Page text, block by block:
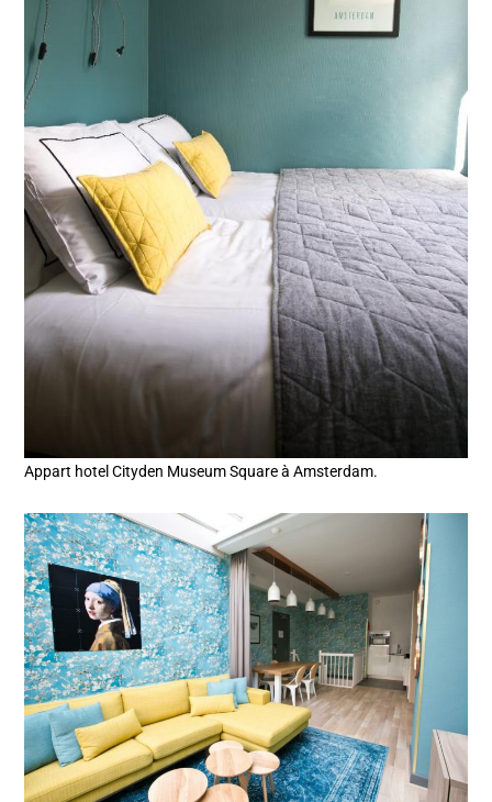
Appart hotel Cityden Museum Square à Amsterdam.